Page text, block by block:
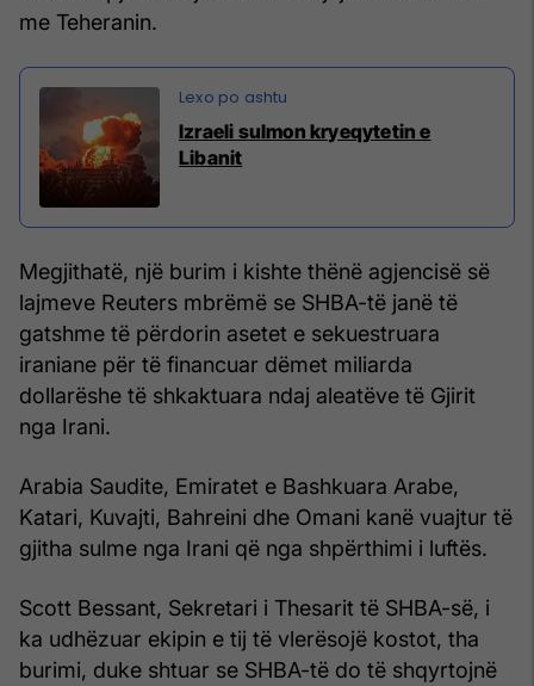
me Teheranin.
Izraeli sulmon kryeqytetin e
Libanit
Megjithatë, një burim i kishte thënë agjencisë së
lajmeve Reuters mbrëmë se SHBA-të janë të
gatshme të përdorin asetet e sekuestruara
iraniane për të financuar dëmet miliarda
dollarëshe të shkaktuara ndaj aleatëve të Gjirit
nga Irani.
Arabia Saudite, Emiratet e Bashkuara Arabe,
Katari, Kuvajti, Bahreini dhe Omani kanë vuajtur të
gjitha sulme nga Irani që nga shpërthimi i luftës.
Scott Bessant, Sekretari i Thesarit të SHBA-së, i
ka udhëzuar ekipin e tij të vlerësojë kostot, tha
burimi, duke shtuar se SHBA-të do të shqyrtojnë